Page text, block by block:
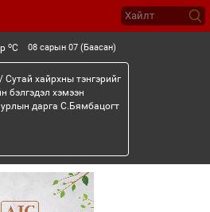
oC 08 сарын 07 (Баасан)
хайрхны тэнгэрийг
бэлгэдэл хэмээн
дарга С.Бямбацогт